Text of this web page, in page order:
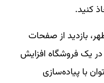
کنید.
بازدید از صفحات
یک فروشگاه افزایش
با پیاده‌سازی